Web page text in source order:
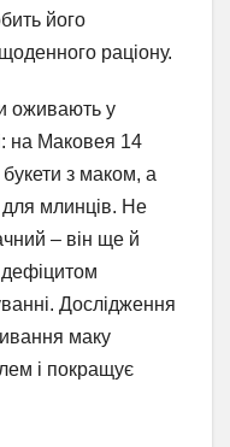
його
раціону.
оживають у
на Маковея 14
з маком, а
для млинців. Не
– він ще й
Дослідження
маку
і покращує